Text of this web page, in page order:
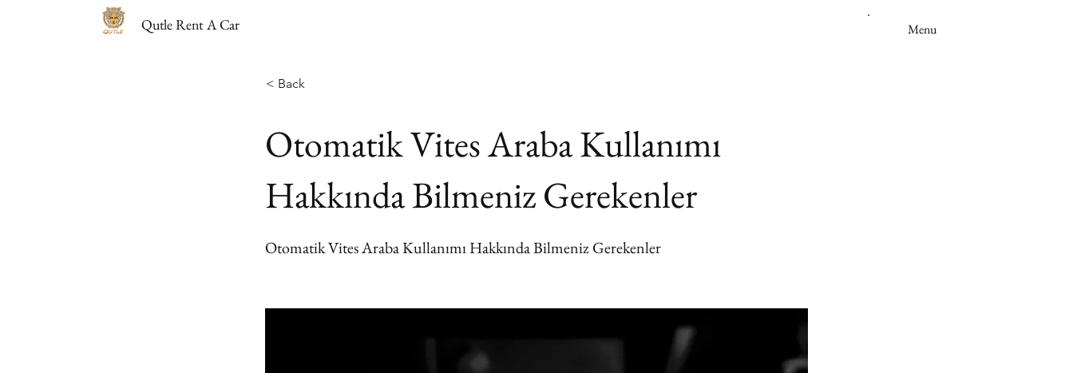
Qutle Rent A Car Menu
< Back
Otomatik Vites Araba Kullanımı
Hakkında Bilmeniz Gerekenler
Otomatik Vites Araba Kullanımı Hakkında Bilmeniz Gerekenler